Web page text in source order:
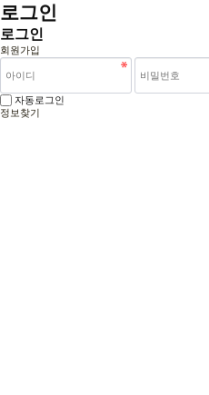
로그인
로그인
회원가입
자동로그인
정보찾기